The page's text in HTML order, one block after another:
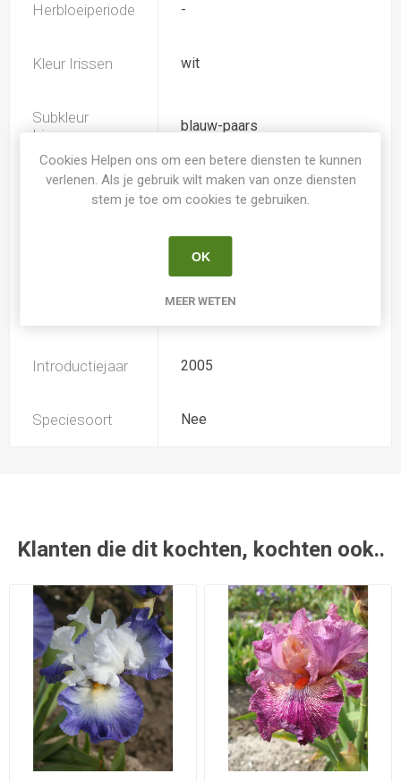
Herbloeiperiode -
Kleur Irissen wit
Subkleur
Irissen
blauw-paars
TB (tall bearded) Hoge
baardiris
Iris Germanica
Introductiejaar 2005
Speciesoort Nee
Klanten die dit kochten, kochten ook..
Cookies Helpen ons om een betere diensten te kunnen
verlenen. Als je gebruik wilt maken van onze diensten
stem je toe om cookies te gebruiken.
OK
MEER WETEN